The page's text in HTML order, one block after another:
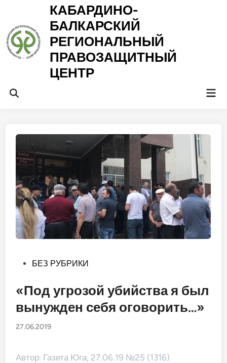
содержимому
КАБАРДИНО-
БАЛКАРСКИЙ
РЕГИОНАЛЬНЫЙ
ПРАВОЗАЩИТНЫЙ
ЦЕНТР
Открыть
Опубликовано
БЕЗ РУБРИКИ
«Под угрозой убийства я был
вынужден себя оговорить…»
27.06.2019
Автор: Газета Юга, 27.06.19 №25 (1316)